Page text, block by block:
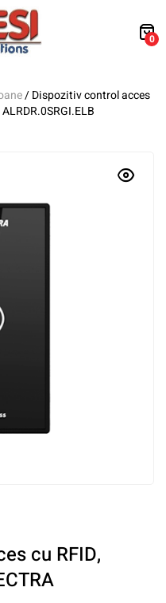
0
/ Dispozitiv control acces
cu RFID,